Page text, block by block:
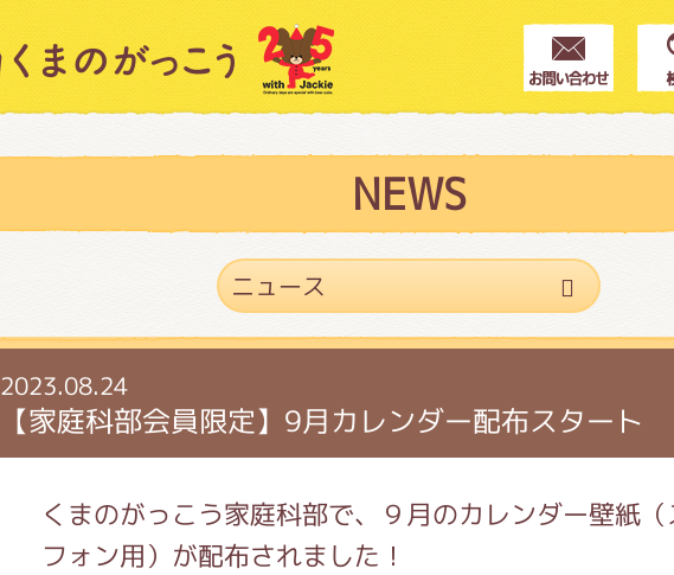
NEWS
2023.08.24
【家庭科部会員限定】9月カレンダー配布スタート
くまのがっこう家庭科部で、９月のカレンダー壁紙
フォン用）が配布されました！
キャラクター紹介
スタッフブログ
絵本・作家紹介
ショップインフォメーション